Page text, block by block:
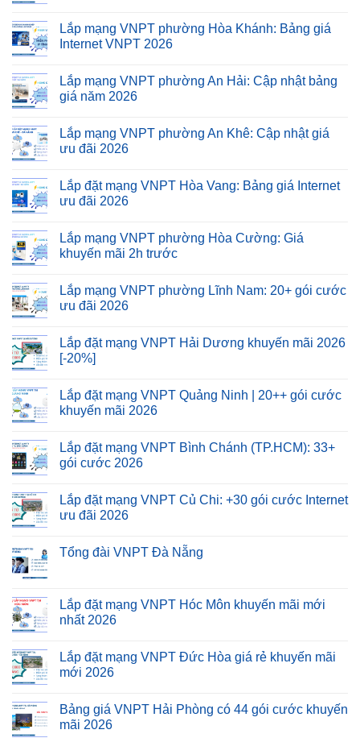
Lắp mạng VNPT phường Hòa Khánh: Bảng giá
Internet VNPT 2026
Lắp mạng VNPT phường An Hải: Cập nhật bảng
giá năm 2026
Lắp mạng VNPT phường An Khê: Cập nhật giá
ưu đãi 2026
Lắp đặt mạng VNPT Hòa Vang: Bảng giá Internet
ưu đãi 2026
Lắp mạng VNPT phường Hòa Cường: Giá
khuyến mãi 2h trước
Lắp mạng VNPT phường Lĩnh Nam: 20+ gói cước
ưu đãi 2026
Lắp đặt mạng VNPT Hải Dương khuyến mãi 2026
[-20%]
Lắp đặt mạng VNPT Quảng Ninh | 20++ gói cước
khuyến mãi 2026
Lắp đặt mạng VNPT Bình Chánh (TP.HCM): 33+
gói cước 2026
Lắp đặt mạng VNPT Củ Chi: +30 gói cước Internet
ưu đãi 2026
Tổng đài VNPT Đà Nẵng
Lắp đặt mạng VNPT Hóc Môn khuyến mãi mới
nhất 2026
Lắp đặt mạng VNPT Đức Hòa giá rẻ khuyến mãi
mới 2026
Bảng giá VNPT Hải Phòng có 44 gói cước khuyến
mãi 2026